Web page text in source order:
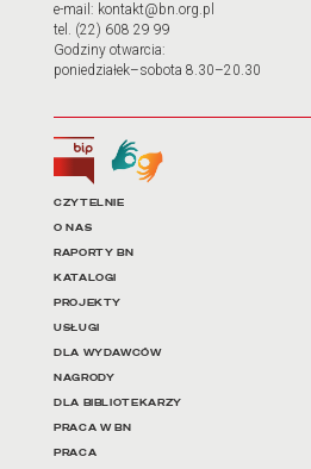
e-mail: kontakt@bn.org.pl
tel. (22) 608 29 99
Godziny otwarcia:
poniedziałek–sobota 8.30–20.30
Biuletyn Informacji Publicznej
Tłumacz języka migowego
Linki do
CZYTELNIE
O NAS
RAPORTY BN
KATALOGI
PROJEKTY
USŁUGI
DLA WYDAWCÓW
NAGRODY
DLA BIBLIOTEKARZY
PRACA W BN
PRACA